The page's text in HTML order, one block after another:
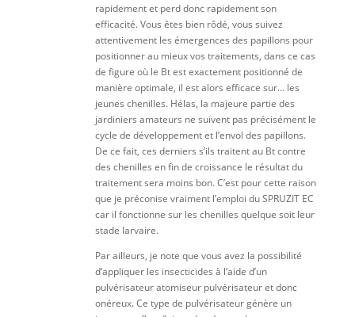
rapidement et perd donc rapidement son
efficacité. Vous êtes bien rôdé, vous suivez
attentivement les émergences des papillons pour
positionner au mieux vos traitements, dans ce cas
de figure où le Bt est exactement positionné de
manière optimale, il est alors efficace sur… les
jeunes chenilles. Hélas, la majeure partie des
jardiniers amateurs ne suivent pas précisément le
cycle de développement et l’envol des papillons.
De ce fait, ces derniers s’ils traitent au Bt contre
des chenilles en fin de croissance le résultat du
traitement sera moins bon. C’est pour cette raison
que je préconise vraiment l’emploi du SPRUZIT EC
car il fonctionne sur les chenilles quelque soit leur
stade larvaire.
Par ailleurs, je note que vous avez la possibilité
d’appliquer les insecticides à l’aide d’un
pulvérisateur atomiseur pulvérisateur et donc
onéreux. Ce type de pulvérisateur génère un